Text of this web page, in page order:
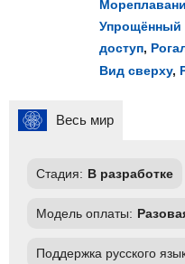
Упрощённый
доступ,
Вид сверху,
Весь мир
Стадия: В разработке
Модель оплаты:
Поддержка русского